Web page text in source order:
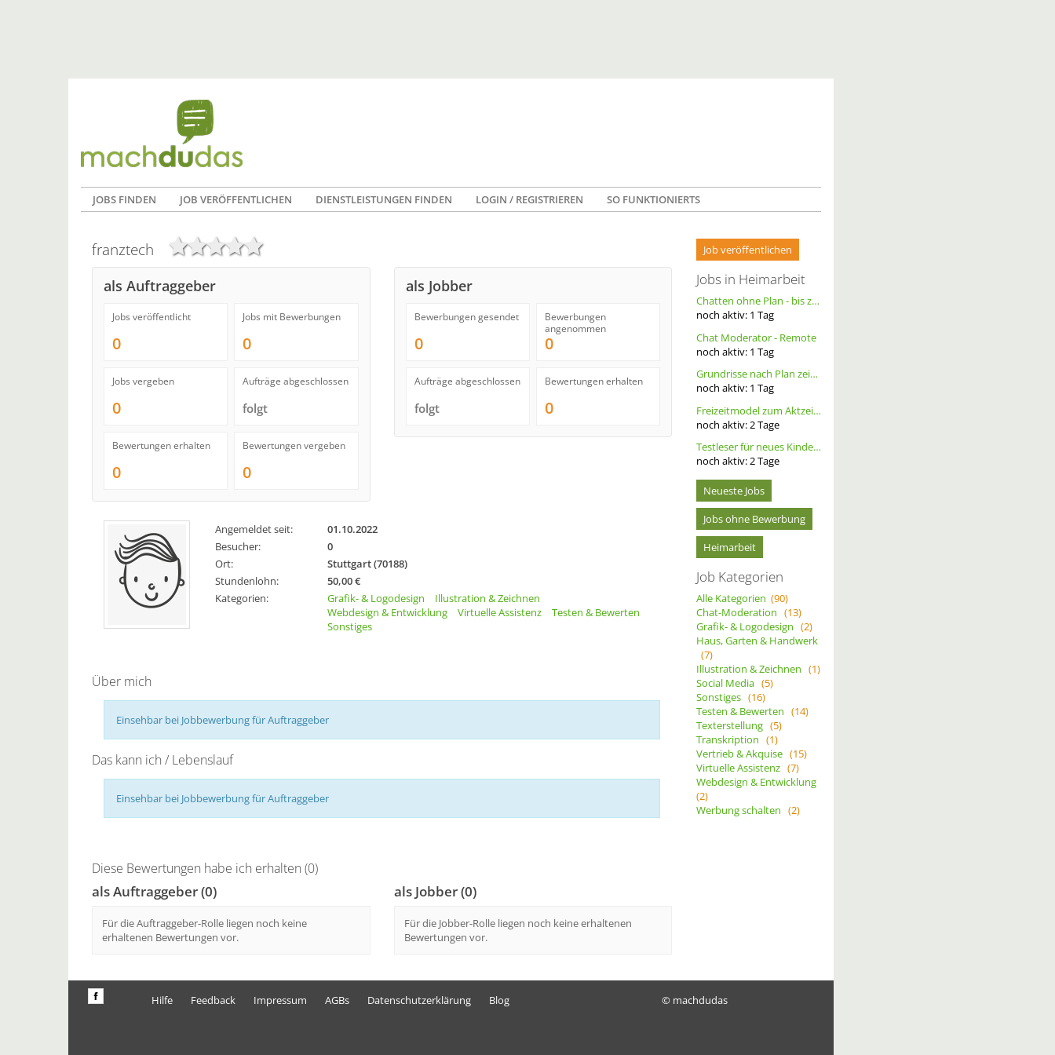
JOBS FINDEN JOB VERÖFFENTLICHEN DIENSTLEISTUNGEN FINDEN LOGIN / REGISTRIEREN SO FUNKTIONIERTS
franztech
als Auftraggeber
Jobs veröffentlicht
0
Jobs mit Bewerbungen
0
Jobs vergeben
0
Aufträge abgeschlossen
folgt
Bewertungen erhalten
0
Bewertungen vergeben
0
als Jobber
Bewerbungen gesendet
0
Bewerbungen
angenommen
0
Aufträge abgeschlossen
folgt
Bewertungen erhalten
0
Angemeldet seit:
01.10.2022
Besucher:
0
Ort:
Stuttgart (70188)
Stundenlohn:
50,00 €
Kategorien:
Grafik- & Logodesign
Illustration & Zeichnen
Webdesign & Entwicklung
Virtuelle Assistenz
Testen & Bewerten
Sonstiges
Über mich
Einsehbar bei Jobbewerbung für Auftraggeber
Das kann ich / Lebenslauf
Einsehbar bei Jobbewerbung für Auftraggeber
Diese Bewertungen habe ich erhalten (0)
als Auftraggeber (0)
Für die Auftraggeber-Rolle liegen noch keine
erhaltenen Bewertungen vor.
als Jobber (0)
Für die Jobber-Rolle liegen noch keine erhaltenen
Bewertungen vor.
Job veröffentlichen
Jobs in Heimarbeit
Chatten ohne Plan - bis zu 20 Ct. pro Out – ortsunabhängig - wöchentliche Auszahlung
noch aktiv: 1 Tag
Chat Moderator - Remote
noch aktiv: 1 Tag
Grundrisse nach Plan zeichnen
noch aktiv: 1 Tag
Freizeitmodel zum Aktzeichnen/- Fotografie gesucht, tfp
noch aktiv: 2Tage
Testleser für neues Kinderbuch gesucht
noch aktiv:2Tage
Neueste Jobs
Jobs ohne Bewerbung
Heimarbeit
Job Kategorien
Alle Kategorien (90)
Chat-Moderation (13)
Grafik- & Logodesign (2)
Haus, Garten & Handwerk
(7)
Illustration & Zeichnen (1)
Social Media (5)
Sonstiges (16)
Testen & Bewerten (14)
Texterstellung (5)
Transkription (1)
Vertrieb & Akquise (15)
Virtuelle Assistenz (7)
Webdesign & Entwicklung
(2)
Werbung schalten (2)
Hilfe Feedback Impressum AGBs Datenschutzerklärung Blog © machdudas